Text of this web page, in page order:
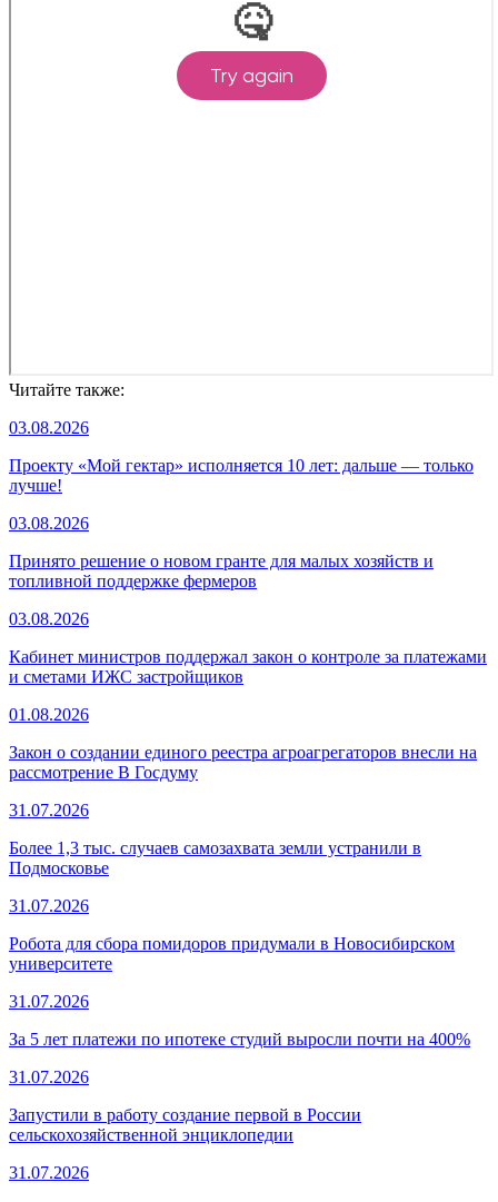
Читайте также:
03.08.2026
Проекту «Мой гектар» исполняется 10 лет: дальше — только
лучше!
03.08.2026
Принято решение о новом гранте для малых хозяйств и
топливной поддержке фермеров
03.08.2026
Кабинет министров поддержал закон о контроле за платежами
и сметами ИЖС застройщиков
01.08.2026
Закон о создании единого реестра агроагрегаторов внесли на
рассмотрение В Госдуму
31.07.2026
Более 1,3 тыс. случаев самозахвата земли устранили в
Подмосковье
31.07.2026
Робота для сбора помидоров придумали в Новосибирском
университете
31.07.2026
За 5 лет платежи по ипотеке студий выросли почти на 400%
31.07.2026
Запустили в работу создание первой в России
сельскохозяйственной энциклопедии
31.07.2026